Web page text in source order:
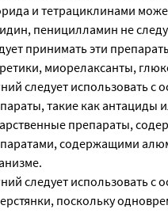
и тетрациклинами
пеницилламин не
принимать эти
миорелаксанты,
следует использовать
такие как антациды
препараты,
содержащими
следует использовать
поскольку